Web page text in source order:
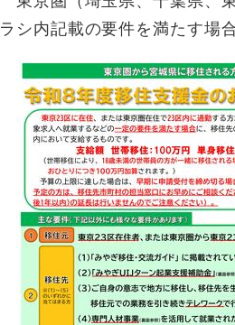
ラシ内記載の要件を満たす場